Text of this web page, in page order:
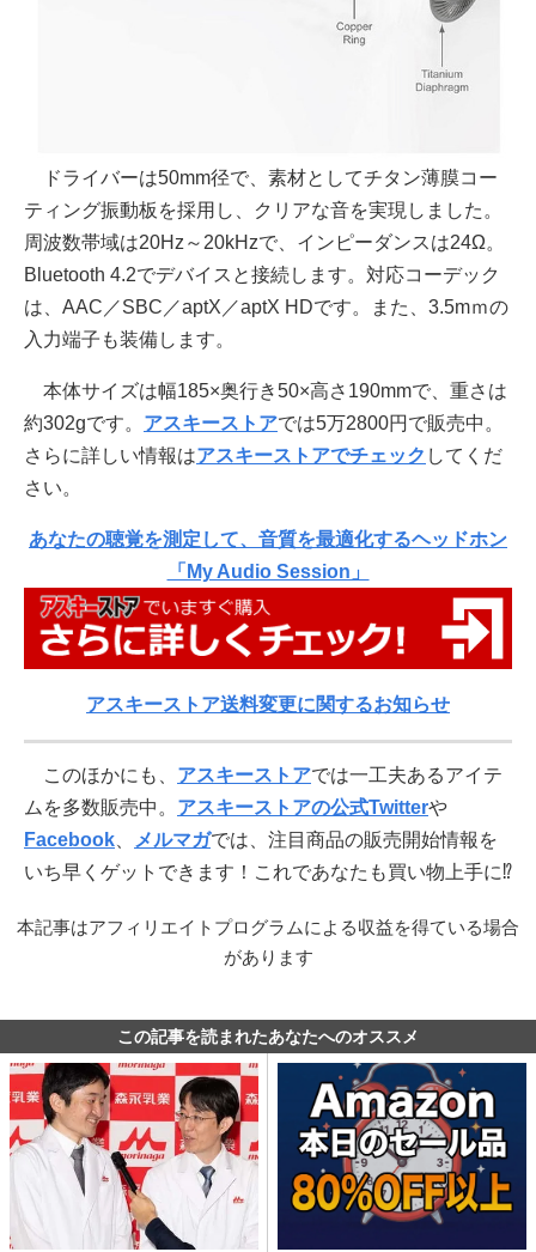
ドライバーは50mm径で、素材としてチタン薄膜コー
ティング振動板を採用し、クリアな音を実現しました。
周波数帯域は20Hz～20kHzで、インピーダンスは24Ω。
Bluetooth 4.2でデバイスと接続します。対応コーデック
は、AAC／SBC／aptX／aptX HDです。また、3.5mｍの
入力端子も装備します。
本体サイズは幅185×奥行き50×高さ190mmで、重さは
約302gです。 アスキーストアでは5万2800円で販売中。
さらに詳しい情報はアスキーストアでチェック してくだ
さい。
あなたの聴覚を測定して、音質を最適化するヘッドホン
「My Audio Session」
アスキーストア送料変更に関するお知らせ
このほかにも、 アスキーストアでは一工夫あるアイテ
ムを多数販売中。 アスキーストアの公式Twitterや
Facebook
メルマガでは、注目商品の販売開始情報を
いち早くゲットできます！これであなたも買い物上手に⁉
本記事はアフィリエイトプログラムによる収益を得ている場合
があります
この記事を読まれたあなたへのオススメ